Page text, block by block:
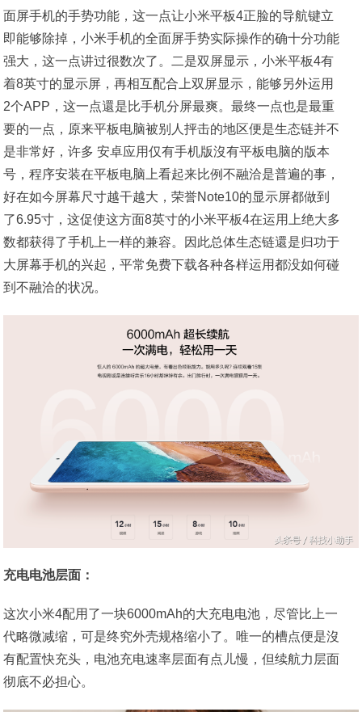
面屏手机的手势功能，这一点让小米平板4正脸的导航键立
即能够除掉，小米手机的全面屏手势实际操作的确十分功能
强大，这一点讲过很数次了。二是双屏显示，小米平板4有
着8英寸的显示屏，再相互配合上双屏显示，能够另外运用
2个APP，这一点還是比手机分屏最爽。最终一点也是最重
要的一点，原来平板电脑被别人抨击的地区便是生态链并不
是非常好，许多 安卓应用仅有手机版沒有平板电脑的版本
号，程序安装在平板电脑上看起来比例不融洽是普遍的事，
好在如今屏幕尺寸越干越大，荣誉Note10的显示屏都做到
了6.95寸，这促使这方面8英寸的小米平板4在运用上绝大多
数都获得了手机上一样的兼容。因此总体生态链還是归功于
大屏幕手机的兴起，平常免费下载各种各样运用都没如何碰
到不融洽的状况。
充电电池层面：
这次小米4配用了一块6000mAh的大充电电池，尽管比上一
代略微减缩，可是终究外壳规格缩小了。唯一的槽点便是沒
有配置快充头，电池充电速率层面有点儿慢，但续航力层面
彻底不必担心。